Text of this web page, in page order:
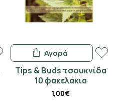
Tips & Buds τσουκνίδα
10 φακελάκια
1,00€
Αγορά